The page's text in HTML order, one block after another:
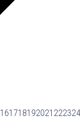
161718192021 222324